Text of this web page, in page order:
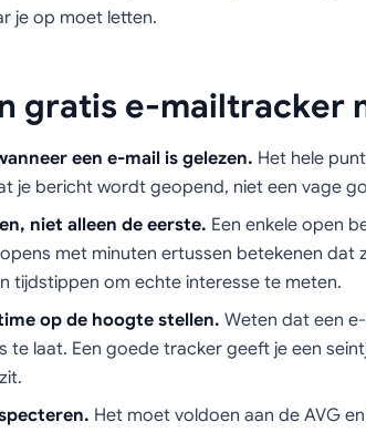
je op moet letten.
gratis e-mailtracker
een e-mail is gelezen. Het hele
je bericht wordt geopend, niet een vage
niet alleen de eerste. Een enkele open
met minuten ertussen betekenen dat
tijdstippen om echte interesse te meten.
op de hoogte stellen. Weten dat een
te laat. Een goede tracker geeft je een
Het moet voldoen aan de AVG